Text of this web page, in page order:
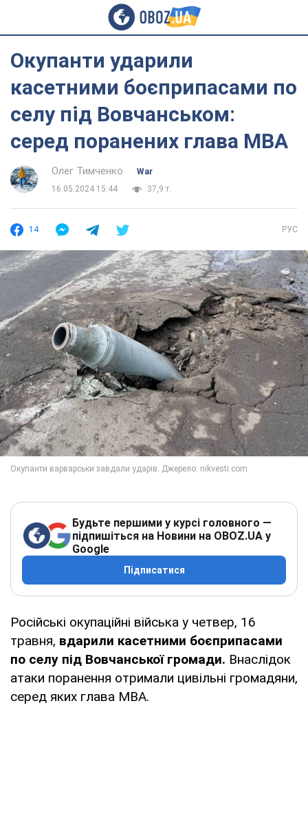
Окупанти ударили
касетними боєприпасами по
селу під Вовчанськом:
серед поранених глава МВА
Олег Тимченко
War
16.05.2024 15:44
37,9 т.
14 РУС
Будьте першими у курсі головного —
підпишіться на Новини на OBOZ.UA у
Google
Підписатися
Російські окупаційні війська у четвер, 16
травня, вдарили касетними боєприпасами
по селу під Вовчанської громади. Внаслідок
атаки поранення отримали цивільні громадяни,
серед яких глава МВА.